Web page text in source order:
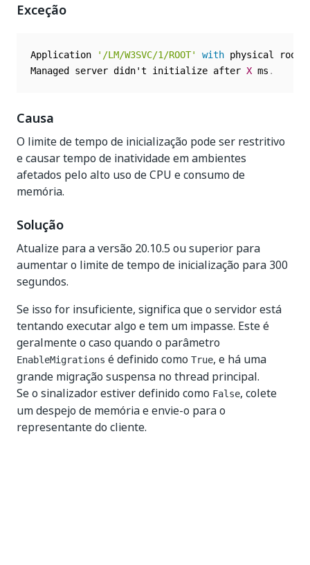
Exceção
Application '/LM/W3SVC/1/ROOT' with physical root
Managed server didn't initialize after X ms .
Causa
O limite de tempo de inicialização pode ser restritivo
e causar tempo de inatividade em ambientes
afetados pelo alto uso de CPU e consumo de
memória.
Solução
Atualize para a versão 20.10.5 ou superior para
aumentar o limite de tempo de inicialização para 300
segundos.
Se isso for insuficiente, significa que o servidor está
tentando executar algo e tem um impasse. Este é
geralmente o caso quando o parâmetro
EnableMigrations é definido como True, e há uma
grande migração suspensa no thread principal.
Se o sinalizador estiver definido como False, colete
um despejo de memória e envie-o para o
representante do cliente.